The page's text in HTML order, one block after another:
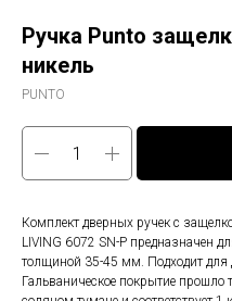
Ручка Punto
никель
PUNTO
Комплект дверных ручек с
LIVING 6072 SN-P предназначен
толщиной 35-45 мм. Подходит для
Гальваническое покрытие прошло